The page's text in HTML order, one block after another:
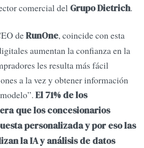
comercial del Grupo Dietrich.
deRunOne, coincide con esta
aumentan la confianza en la
les resulta más fácil
a la vez y obtener información
El 71% de los
que los concesionarios
personalizada y por eso las
la IA y análisis de datos